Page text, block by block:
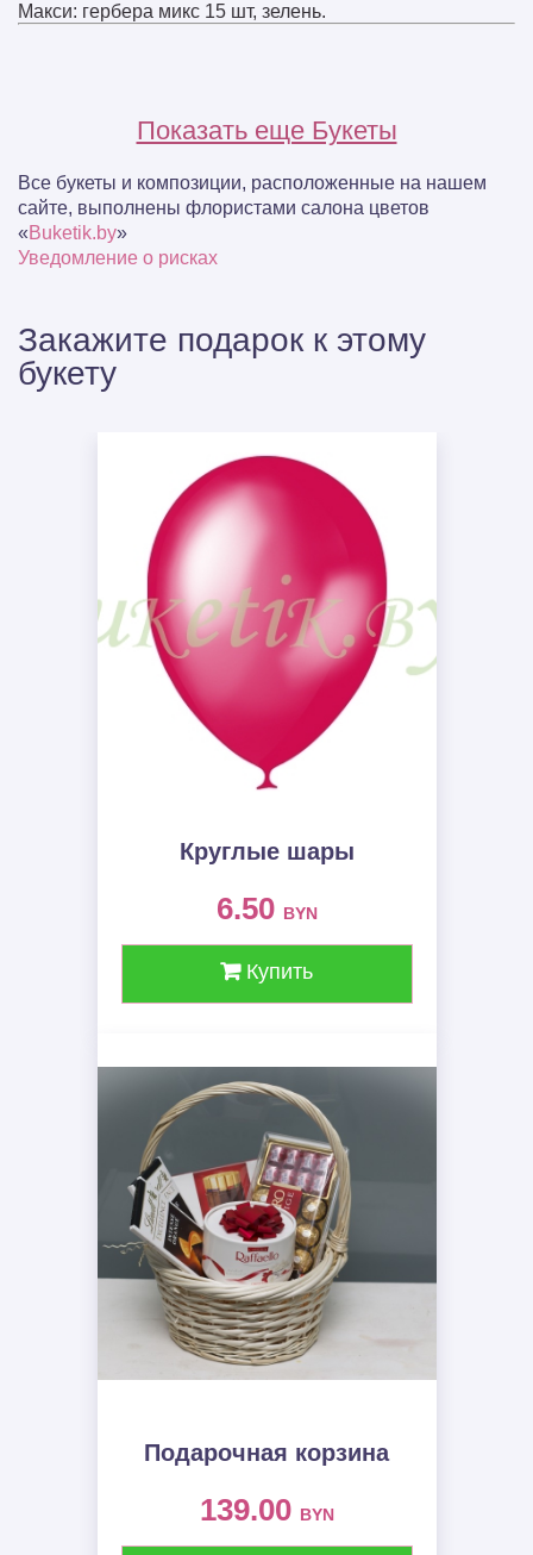
Макси: гербера микс 15 шт, зелень.
Показать еще Букеты
Все букеты и композиции, расположенные на нашем
сайте, выполнены флористами салона цветов
«Buketik.by»
Уведомление о рисках
Закажите подарок к этому
букету
Круглые шары
6.50 BYN
Купить
Подарочная корзина
139.00 BYN